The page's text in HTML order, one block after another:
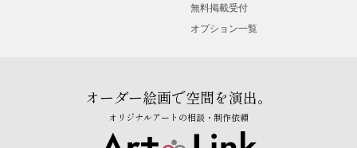
無料掲載受付
オプション一覧
オーダー絵画で空間を演出。
オリジナルアートの相談・制作依頼